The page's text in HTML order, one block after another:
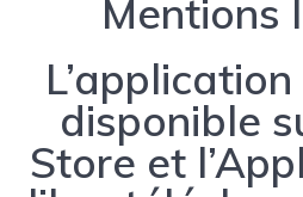
Mentions
disponible
Store et